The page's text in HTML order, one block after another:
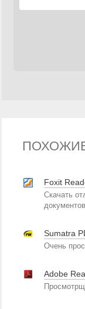
Foxit
Скачать
документов
Sumatra
Очень
Adobe